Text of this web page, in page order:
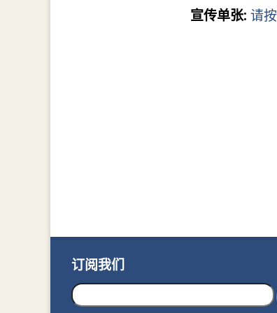
宣传单张: 请
订阅我们